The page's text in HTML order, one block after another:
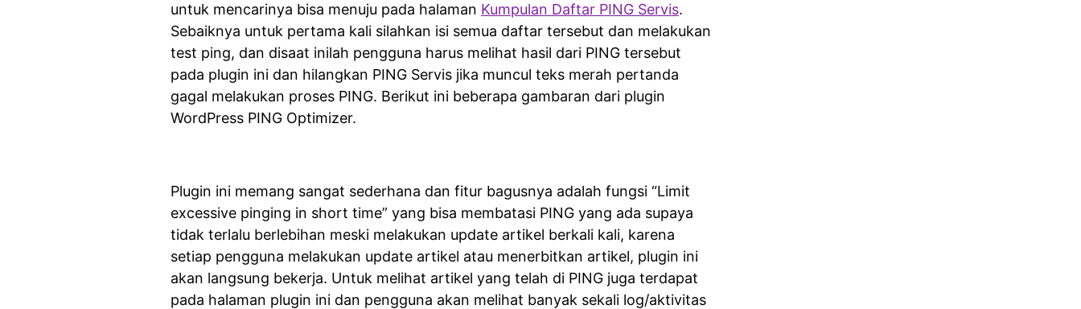
untuk mencarinya bisa menuju pada halaman Kumpulan Daftar PING Servis.
Sebaiknya untuk pertama kali silahkan isi semua daftar tersebut dan melakukan
test ping, dan disaat inilah pengguna harus melihat hasil dari PING tersebut
pada plugin ini dan hilangkan PING Servis jika muncul teks merah pertanda
gagal melakukan proses PING. Berikut ini beberapa gambaran dari plugin
WordPress PING Optimizer.
Plugin ini memang sangat sederhana dan fitur bagusnya adalah fungsi “Limit
excessive pinging in short time” yang bisa membatasi PING yang ada supaya
tidak terlalu berlebihan meski melakukan update artikel berkali kali, karena
setiap pengguna melakukan update artikel atau menerbitkan artikel, plugin ini
akan langsung bekerja. Untuk melihat artikel yang telah di PING juga terdapat
pada halaman plugin ini dan pengguna akan melihat banyak sekali log/aktivitas